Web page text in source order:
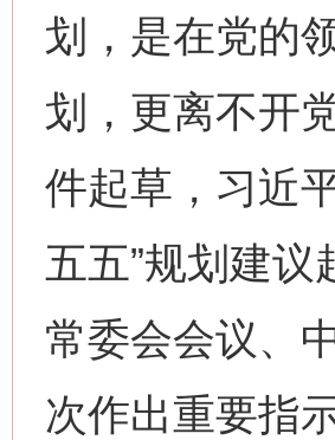
划，是在党的
划，更离不开
件起草，习近
五五”规划建
常委会会议、
次作出重要指